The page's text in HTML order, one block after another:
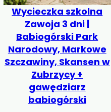
Wycieczka szkolna
Zawoja 3 dni |
Babiogórski Park
Narodowy, Markowe
Szczawiny, Skansen w
Zubrzycy +
gawędziarz
babiogórski